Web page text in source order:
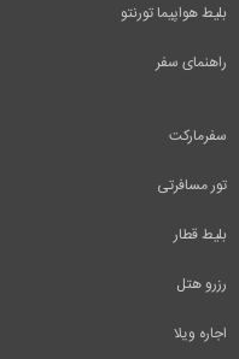
بلیط هواپیما تورنتو
راهنمای سفر
سفرمارکت
تور مسافرتی
بلیط قطار
رزرو هتل
اجاره ویلا